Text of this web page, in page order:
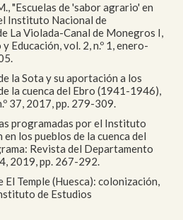
"Escuelas de 'sabor agrario' en
Instituto Nacional de
La Violada-Canal de Monegros I,
Educación, vol. 2, n.º 1, enero-
la Sota y su aportación a los
la cuenca del Ebro (1941-1946),
37, 2017, pp. 279-309.
programadas por el Instituto
los pueblos de la cuenca del
Revista del Departamento
2019, pp. 267-292.
El Temple (Huesca): colonización,
de Estudios